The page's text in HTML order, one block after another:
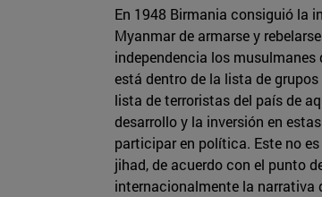
En 1948 Birmania consiguió la
Myanmar de armarse y
independencia los
está dentro de la lista de
lista de terroristas del país de
desarrollo y la inversión en
participar en política. Este no
jihad, de acuerdo con el punto
internacionalmente la narrativa